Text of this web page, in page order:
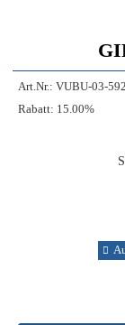
Art.Nr.: VUBU-03-
Rabatt: 15.00%